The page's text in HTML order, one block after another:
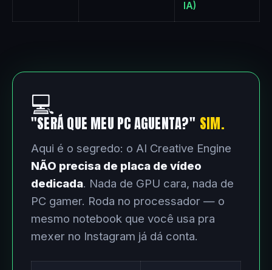
IA)
💻
"SERÁ QUE MEU PC AGUENTA?" SIM.
Aqui é o segredo: o AI Creative Engine
NÃO precisa de placa de vídeo
dedicada. Nada de GPU cara, nada de
PC gamer. Roda no processador — o
mesmo notebook que você usa pra
mexer no Instagram já dá conta.